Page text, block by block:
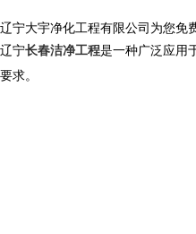
辽宁大宇净化工程有限公司为您免
辽宁长春洁净工程是一种广泛应用
要求。